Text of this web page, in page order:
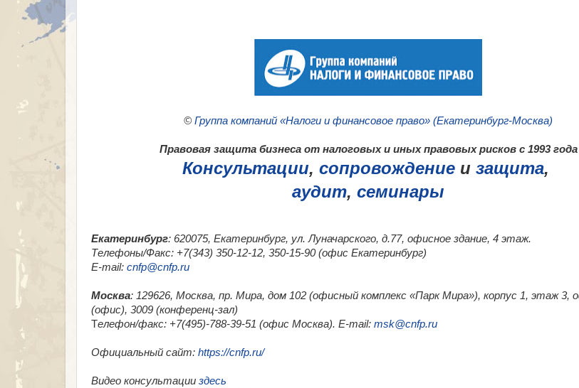
© Группа компаний «Налоги и финансовое право» (Екатеринбург-Москва)
Правовая защита бизнеса от налоговых и иных правовых рисков с 1993 года
Консультации, сопровождение и защита,
аудит, семинары
Екатеринбург: 620075, Екатеринбург, ул. Луначарского, д.77, офисное здание, 4 этаж.
Телефоны/Факс: +7(343) 350-12-12, 350-15-90 (офис Екатеринбург)
E-mail: cnfp@cnfp.ru
Москва: 129626, Москва, пр. Мира, дом 102 (офисный комплекс «Парк Мира»), корпус 1, этаж 3,
(офис), 3009 (конференц-зал)
Телефон/факс: +7(495)-788-39-51 (офис Москва). E-mail: msk@cnfp.ru
Официальный сайт: https://cnfp.ru/
Видео консультации здесь